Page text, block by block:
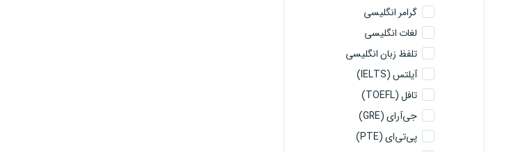
گرامر انگلیسی
لغات انگلیسی
تلفظ زبان انگلیسی
آیلتس (IELTS)
تافل (TOEFL)
جی‌آرای (GRE)
پی‌تی‌ای (PTE)